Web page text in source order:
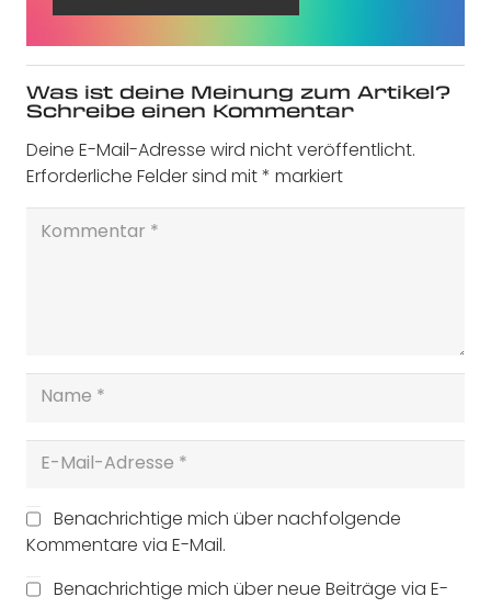
Was ist deine Meinung zum Artikel?
Schreibe einen Kommentar
Deine E-Mail-Adresse wird nicht veröffentlicht.
Erforderliche Felder sind mit* markiert
Benachrichtige mich über nachfolgende
Kommentare via E-Mail.
Benachrichtige mich über neue Beiträge via E-